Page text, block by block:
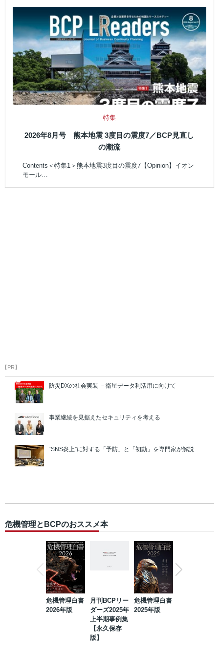
特集
2026年8月号 熊本地震 3度目の震度7／BCP見直し
の潮流
Contents＜特集1＞熊本地震3度目の震度7【Opinion】イオン
モール…
【PR】
防災DXの社会実装 －衛星データ利活用に向けて
事業継続を見据えたセキュリティを考える
“SNS炎上”に対する「予防」と「初動」を専門家が解説
危機管理とBCPのおススメ本
危機管理白書
2026年版
月刊BCPリー
ダーズ2025年
上半期事例集
【永久保存
版】
危機管理白書
2025年版